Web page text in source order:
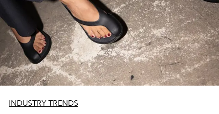
INDUSTRY TRENDS